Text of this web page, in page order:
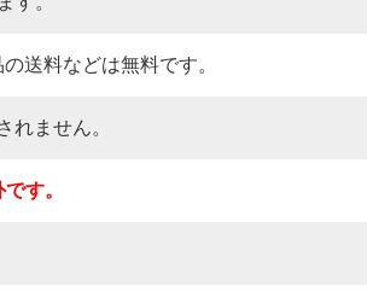
送料などは無料です。
れません。
す。